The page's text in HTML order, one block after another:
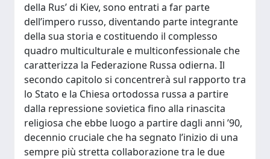
della Rus’ di Kiev, sono entrati a far parte
dell’impero russo, diventando parte integrante
della sua storia e costituendo il complesso
quadro multiculturale e multiconfessionale che
caratterizza la Federazione Russa odierna. Il
secondo capitolo si concentrerà sul rapporto tra
lo Stato e la Chiesa ortodossa russa a partire
dalla repressione sovietica fino alla rinascita
religiosa che ebbe luogo a partire dagli anni ’90,
decennio cruciale che ha segnato l’inizio di una
sempre più stretta collaborazione tra le due